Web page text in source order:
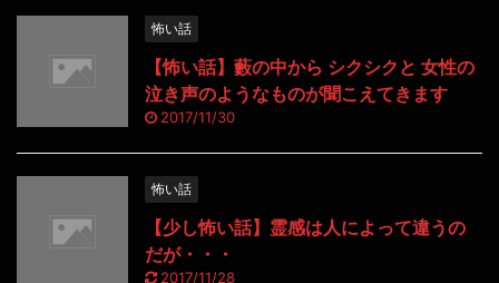
怖い話
【怖い話】藪の中から シクシクと 女性の
泣き声のようなものが聞こえてきます
2017/11/30
怖い話
【少し怖い話】霊感は人によって違うの
だが・・・
2017/11/28